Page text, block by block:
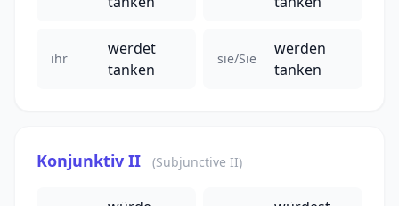
ihr
werdet
tanken
sie/Sie
werden
tanken
Konjunktiv II (Subjunctive II)